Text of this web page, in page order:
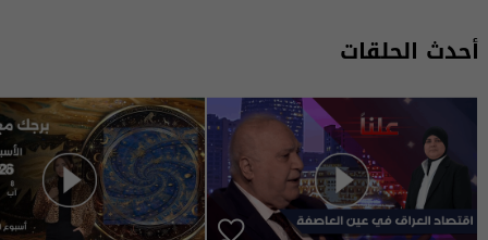
أحدث الحلقات